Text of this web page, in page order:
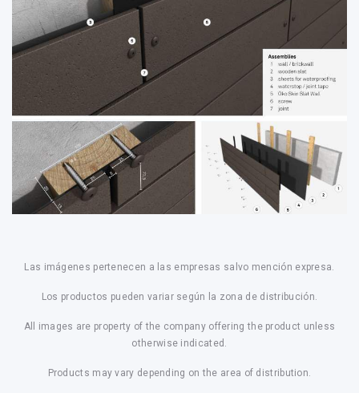
Las imágenes pertenecen a las empresas salvo mención expresa.
Los productos pueden variar según la zona de distribución.
All images are property of the company offering the product unless
otherwise indicated.
Products may vary depending on the area of distribution.